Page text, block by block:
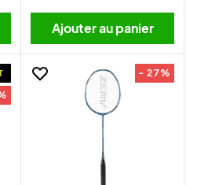
Ajouter au panier
- 27%